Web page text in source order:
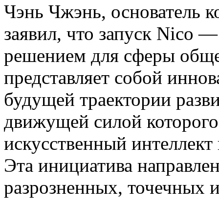
Чэнь Чжэнь, основатель
заявил, что запуск Nico
решением для сферы
представляет собой
будущей траектории
движущей силой
искусственный
Эта инициатива
разрозненных, точечных